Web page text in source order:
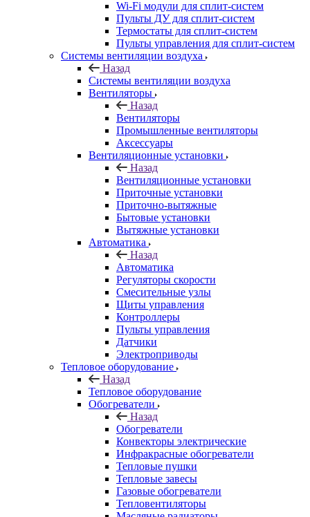
Wi-Fi модули для сплит-систем
Пульты ДУ для сплит-систем
Термостаты для сплит-систем
Пульты управления для сплит-систем
Системы вентиляции воздуха
Назад
Системы вентиляции воздуха
Вентиляторы
Назад
Вентиляторы
Промышленные вентиляторы
Аксессуары
Вентиляционные установки
Назад
Вентиляционные установки
Приточные установки
Приточно-вытяжные
Бытовые установки
Вытяжные установки
Автоматика
Назад
Автоматика
Регуляторы скорости
Смесительные узлы
Щиты управления
Контроллеры
Пульты управления
Датчики
Электроприводы
Тепловое оборудование
Назад
Тепловое оборудование
Обогреватели
Назад
Обогреватели
Конвекторы электрические
Инфракрасные обогреватели
Тепловые пушки
Тепловые завесы
Газовые обогреватели
Тепловентиляторы